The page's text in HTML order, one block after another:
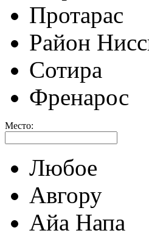
Протарас
Район
Сотира
Френарос
Место:
Любое
Авгору
Айа Напа